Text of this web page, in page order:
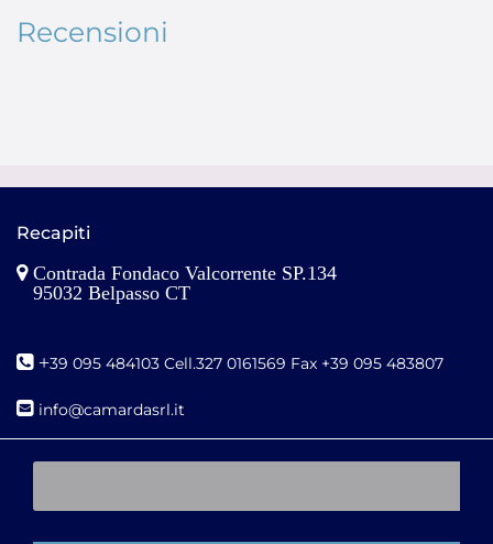
Recensioni
Recapiti
Contrada Fondaco Valcorrente SP.134
95032 Belpasso CT
+39 095 484103 Cell.327 0161569 Fax +39 095 483807
info@camardasrl.it